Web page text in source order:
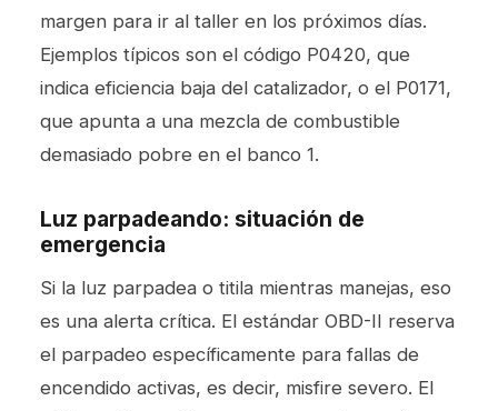
margen para ir al taller en los próximos días.
Ejemplos típicos son el código P0420, que
indica eficiencia baja del catalizador, o el P0171,
que apunta a una mezcla de combustible
demasiado pobre en el banco 1.
Luz parpadeando: situación de
emergencia
Si la luz parpadea o titila mientras manejas, eso
es una alerta crítica. El estándar OBD-II reserva
el parpadeo específicamente para fallas de
encendido activas, es decir, misfire severo. El